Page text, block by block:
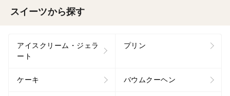
スイーツから探す
アイスクリーム・ジェラ
ート
プリン
ケーキ バウムクーヘン